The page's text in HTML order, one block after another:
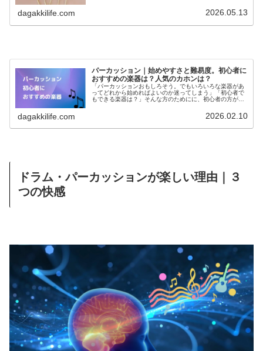
dagakkilife.com 2026.05.13
パーカッション｜始めやすさと難易度。初心者に
おすすめの楽器は？人気のカホンは？
「パーカッションおもしろそう。でもいろいろな楽器があ
ってどれから始めればよいのか迷ってしまう」「初心者で
もできる楽器は？」そんな方のためにに、初心者の方がす
dagakkilife.com 2026.02.10
ドラム・パーカッションが楽しい理由｜３
つの快感